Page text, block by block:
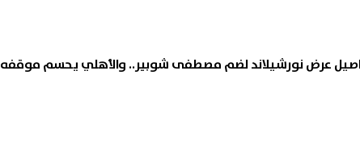
عرض نورشيلاند لضم مصطفى شوبير.. والأهلي يحسم موقفه